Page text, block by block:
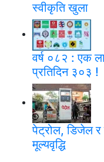
स्वीकृति खुला
वर्ष ०८२ : एक
प्रतिदिन ३०३ !
पेट्रोल, डिजेल र
मूल्यवृद्धि